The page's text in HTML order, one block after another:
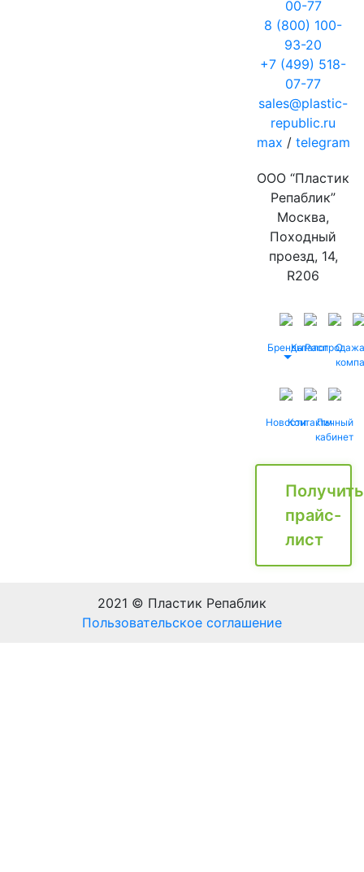
00-77
8 (800) 100-
93-20
+7 (499) 518-
07-77
sales@plastic-
republic.ru
max / telegram
ООО “Пластик
Репаблик”
Москва,
Походный
проезд, 14,
R206
БрендыКаталог
Распродажа
О
НовостиКонтактыЛичный
кабинет
Получить
прайс-
лист
2021 © Пластик Репаблик
Пользовательское соглашение